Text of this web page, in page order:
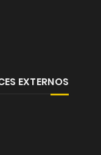
EXTERNOS